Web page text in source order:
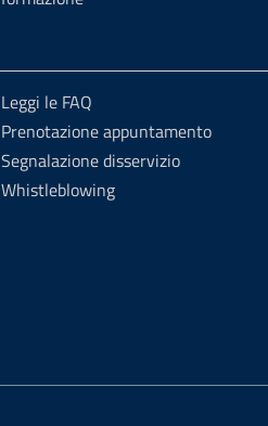
Leggi le FAQ
Prenotazione appuntamento
Segnalazione disservizio
Whistleblowing